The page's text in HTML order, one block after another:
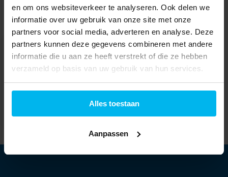
en om ons websiteverkeer te analyseren. Ook delen we
informatie over uw gebruik van onze site met onze
partners voor social media, adverteren en analyse. Deze
partners kunnen deze gegevens combineren met andere
informatie die u aan ze heeft verstrekt of die ze hebben
verzameld op basis van uw gebruik van hun services.
Alles toestaan
Aanpassen
Laatst bekeken
Wpro MWC171